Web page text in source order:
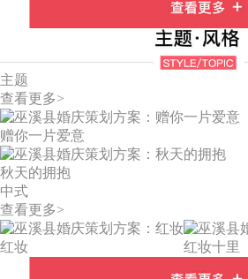
主题
查看更多>
赠你一片爱意
秋天的拥抱
中式
查看更多>
红妆 红妆十里